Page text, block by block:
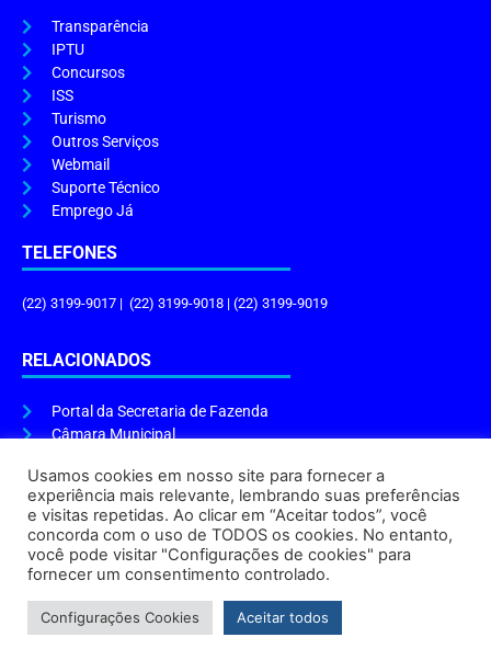
Transparência
IPTU
Concursos
ISS
Turismo
Outros Serviços
Webmail
Suporte Técnico
Emprego Já
TELEFONES
(22) 3199-9017 | (22) 3199-9018 | (22) 3199-9019
RELACIONADOS
Portal da Secretaria de Fazenda
Câmara Municipal
ENDEREÇO E HORÁRIO
Endereço:Praça Tiradentes, s/n – Centro, Cabo Frio – RJ, 28906-290
Atendimento do Protocolo Geral da Prefeitura:9h às 16h
Horário de Funcionamento:8h às 17h
Usamos cookies em nosso site para fornecer a
experiência mais relevante, lembrando suas preferências
e visitas repetidas. Ao clicar em “Aceitar todos”, você
concorda com o uso de TODOS os cookies. No entanto,
você pode visitar "Configurações de cookies" para
fornecer um consentimento controlado.
Configurações Cookies Aceitar todos